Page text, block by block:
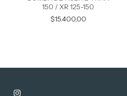
150 / XR 125-150
$15.400,00